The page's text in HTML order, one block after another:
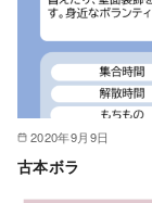
2020年9月9日
古本ボラ